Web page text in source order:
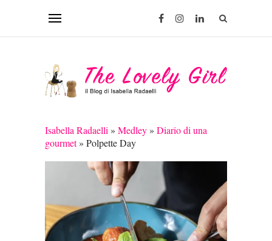
Isabella Radaelli » Medley» Diario di una
gourmet» Polpette Day